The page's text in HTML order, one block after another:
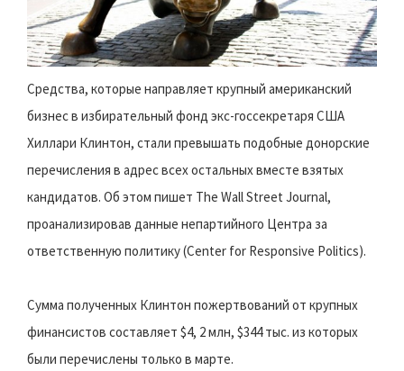
Средства, которые направляет крупный американский
бизнес в избирательный фонд экс-госсекретаря США
Хиллари Клинтон, стали превышать подобные донорские
перечисления в адрес всех остальных вместе взятых
кандидатов. Об этом пишет The Wall Street Journal,
проанализировав данные непартийного Центра за
ответственную политику (Center for Responsive Politics).
Сумма полученных Клинтон пожертвований от крупных
финансистов составляет $4, 2 млн, $344 тыс. из которых
были перечислены только в марте.